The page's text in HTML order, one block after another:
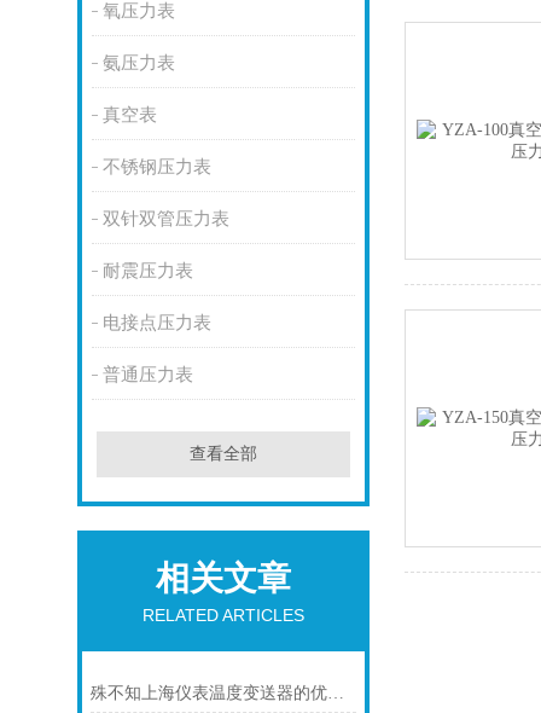
氧压力表
氨压力表
真空表
不锈钢压力表
双针双管压力表
耐震压力表
电接点压力表
普通压力表
查看全部
相关文章
RELATED ARTICLES
殊不知上海仪表温度变送器的优势是这样的